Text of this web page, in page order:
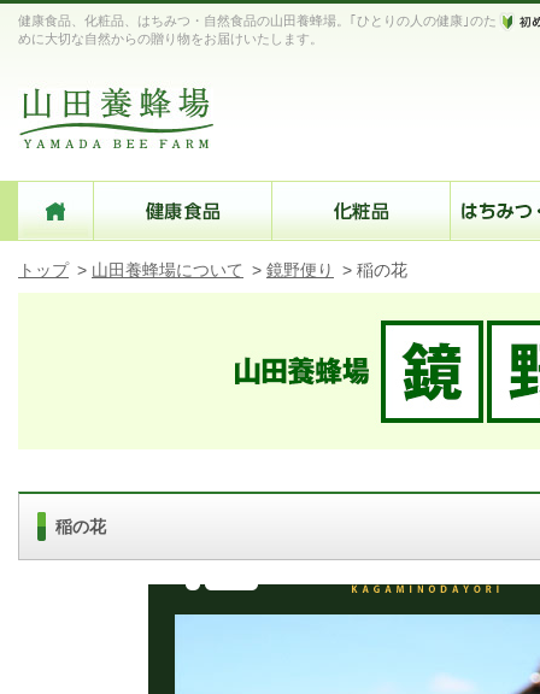
健康食品、化粧品、はちみつ・自然食品の山田養蜂場。｢ひとりの人の健康｣のた
めに大切な自然からの贈り物をお届けいたします。
トップ > 山田養蜂場について > 鏡野便り > 稲の花
稲の花